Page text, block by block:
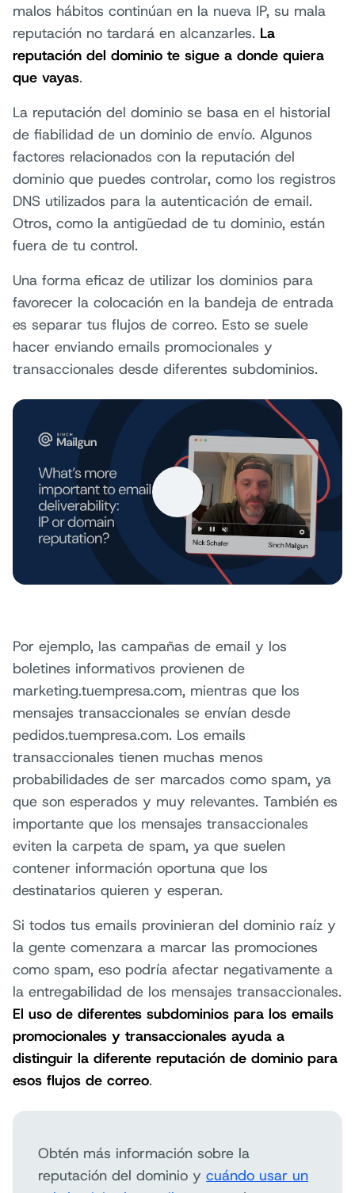
malos hábitos continúan en la nueva IP, su mala
reputación no tardará en alcanzarles. La
reputación del dominio te sigue a donde quiera
que vayas.
La reputación del dominio se basa en el historial
de fiabilidad de un dominio de envío. Algunos
factores relacionados con la reputación del
dominio que puedes controlar, como los registros
DNS utilizados para la autenticación de email.
Otros, como la antigüedad de tu dominio, están
fuera de tu control.
Una forma eficaz de utilizar los dominios para
favorecer la colocación en la bandeja de entrada
es separar tus flujos de correo. Esto se suele
hacer enviando emails promocionales y
transaccionales desde diferentes subdominios.
Obtén más información sobre la
reputación del dominio y cuándo usar un
Por ejemplo, las campañas de email y los
boletines informativos provienen de
marketing.tuempresa.com, mientras que los
mensajes transaccionales se envían desde
pedidos.tuempresa.com. Los emails
transaccionales tienen muchas menos
probabilidades de ser marcados como spam, ya
que son esperados y muy relevantes. También es
importante que los mensajes transaccionales
eviten la carpeta de spam, ya que suelen
contener información oportuna que los
destinatarios quieren y esperan.
Si todos tus emails provinieran del dominio raíz y
la gente comenzara a marcar las promociones
como spam, eso podría afectar negativamente a
la entregabilidad de los mensajes transaccionales.
El uso de diferentes subdominios para los emails
promocionales y transaccionales ayuda a
distinguir la diferente reputación de dominio para
esos flujos de correo.